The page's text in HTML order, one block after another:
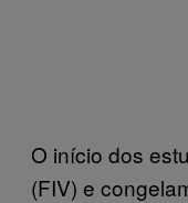
O início dos
(FIV) e